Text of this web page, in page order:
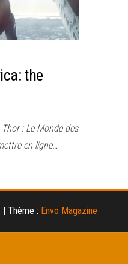
the
: Le Monde des
en ligne…
| Thème : Envo Magazine